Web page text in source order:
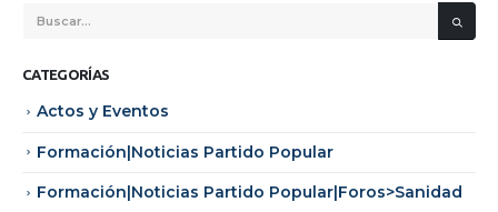
CATEGORÍAS
Actos y Eventos
Formación|Noticias Partido Popular
Formación|Noticias Partido Popular|Foros>Sanidad